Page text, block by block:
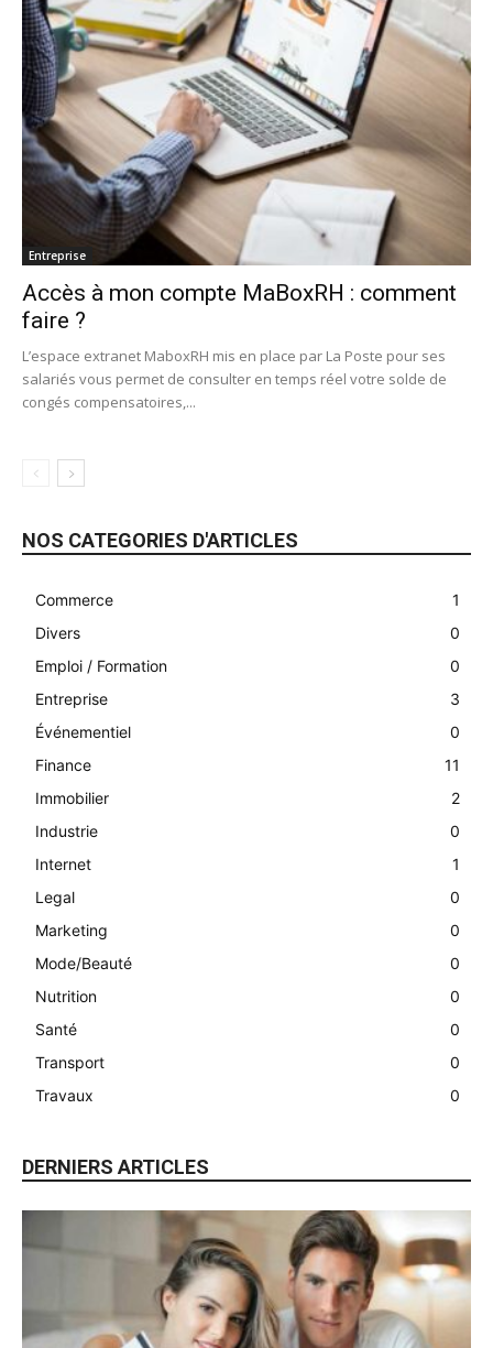
Entreprise
Accès à mon compte MaBoxRH : comment
faire ?
L’espace extranet MaboxRH mis en place par La Poste pour ses
salariés vous permet de consulter en temps réel votre solde de
congés compensatoires,...
NOS CATEGORIES D'ARTICLES
Commerce
1
Divers
0
Emploi / Formation
0
Entreprise
3
Événementiel
0
Finance
11
Immobilier
2
Industrie
0
Internet
1
Legal
0
Marketing
0
Mode/Beauté
0
Nutrition
0
Santé
0
Transport
0
Travaux
0
DERNIERS ARTICLES